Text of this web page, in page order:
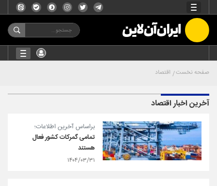
صفحه نخست اقتصاد
آخرین اخبار اقتصاد
براساس آخرین اطلاعات؛
تمامی گمرکات کشور فعال
هستند
۱۴۰۴/۰۳/۳۱